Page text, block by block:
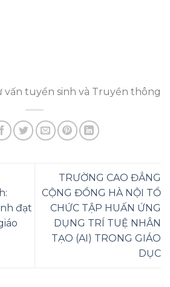
vấn tuyển sinh và Truyền thông
đạt
TRƯỜNG CAO ĐẲNG
CỘNG ĐỒNG HÀ NỘI TỔ
CHỨC TẬP HUẤN ỨNG
DỤNG TRÍ TUỆ NHÂN
TẠO (AI) TRONG GIÁO
DỤC